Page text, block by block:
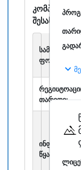
კომპანიის
შესახებ
ფორმა:
თარიღი:
წყარო:
expand_more